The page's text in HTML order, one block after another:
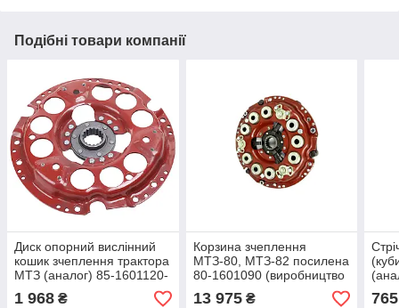
Подібні товари компанії
Диск опорний вислінний
кошик зчеплення трактора
МТЗ (аналог) 85-1601120-
1 968 ₴
Корзина зчеплення
МТЗ-80, МТЗ-82 посилена
80-1601090 (виробництво
13 975₴ 765